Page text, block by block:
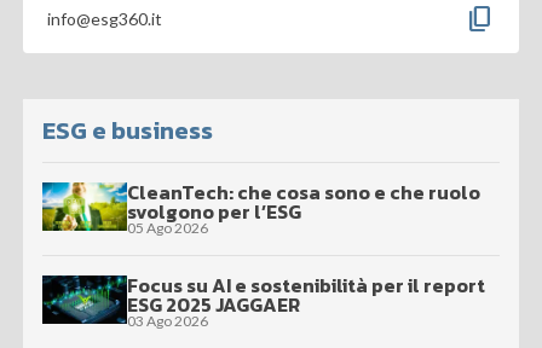
info@esg360.it content_copy
ESG e business
CleanTech: che cosa sono e che ruolo
svolgono per l’ESG
05 Ago 2026
Focus su AI e sostenibilità per il report
ESG 2025 JAGGAER
03 Ago 2026